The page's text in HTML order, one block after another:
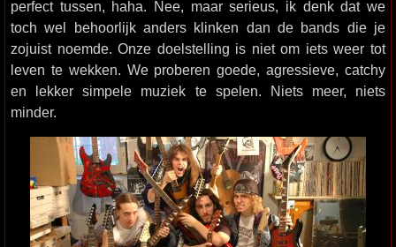
perfect tussen, haha. Nee, maar serieus, ik denk dat we
toch wel behoorlijk anders klinken dan de bands die je
zojuist noemde. Onze doelstelling is niet om iets weer tot
leven te wekken. We proberen goede, agressieve, catchy
en lekker simpele muziek te spelen. Niets meer, niets
minder.